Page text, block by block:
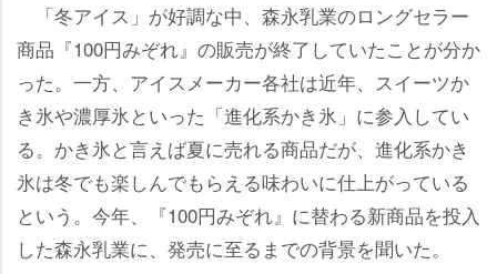
「冬アイス」が好調な中、森永乳業のロングセラー
商品『100円みぞれ』の販売が終了していたことが分か
った。一方、アイスメーカー各社は近年、スイーツか
き氷や濃厚氷といった「進化系かき氷」に参入してい
る。かき氷と言えば夏に売れる商品だが、進化系かき
氷は冬でも楽しんでもらえる味わいに仕上がっている
という。今年、『100円みぞれ』に替わる新商品を投入
した森永乳業に、発売に至るまでの背景を聞いた。